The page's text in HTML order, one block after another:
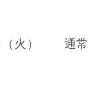
（火） 通常